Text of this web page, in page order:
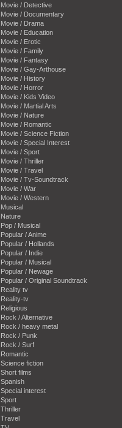
Movie / Detective
Movie / Documentary
Movie / Drama
Movie / Education
Movie / Erotic
Movie / Family
Movie / Fantasy
Movie / Gay-Arthouse
Movie / History
Movie / Horror
Movie / Kids Video
Movie / Martial Arts
Movie / Nature
Movie / Romantic
Movie / Science Fiction
Movie / Special Interest
Movie / Sport
Movie / Thriller
Movie / Travel
Movie / Tv-Soundtrack
Movie / War
Movie / Western
Musical
Nature
Pop / Musical
Popular / Anime
Popular / Hollands
Popular / Indie
Popular / Musical
Popular / Newage
Popular / Original Soundtrack
Reality tv
Reality-tv
Religious
Rock / Alternative
Rock / heavy metal
Rock / Punk
Rock / Surf
Romantic
Science fiction
Short films
Spanish
Special interest
Sport
Thriller
Travel